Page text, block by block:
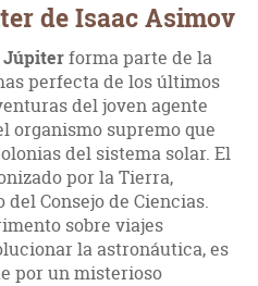
de Isaac Asimov
Júpiterforma parte de la
perfecta de los últimos
del joven agente
organismo supremo que
del sistema solar. El
por la Tierra,
Consejo de Ciencias.
sobre viajes
la astronáutica, es
por un misterioso